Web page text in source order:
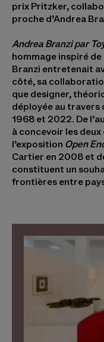
prix Pritzker,
proche d’Andrea
Andrea Branzi par
hommage inspiré
Branzi entretenait
côté, sa
que designer,
déployée au travers
1968 et 2022. De
à concevoir les
l’exposition Open
Cartier en 2008 et
constituent un
frontières entre